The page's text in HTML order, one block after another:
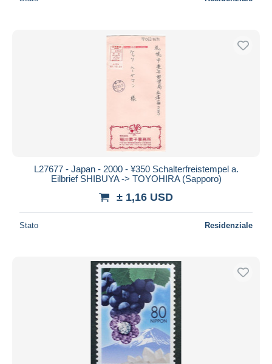
Aggiorna
L27677 - Japan - 2000 - ¥350 Schalterfreistempel a.
Eilbrief SHIBUYA -> TOYOHIRA (Sapporo)
± 1,16 USD
Stato Residenziale